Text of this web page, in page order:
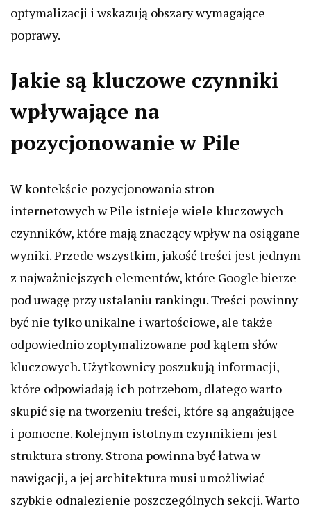
optymalizacji i wskazują obszary wymagające
poprawy.
Jakie są kluczowe czynniki
wpływające na
pozycjonowanie w Pile
W kontekście pozycjonowania stron
internetowych w Pile istnieje wiele kluczowych
czynników, które mają znaczący wpływ na osiągane
wyniki. Przede wszystkim, jakość treści jest jednym
z najważniejszych elementów, które Google bierze
pod uwagę przy ustalaniu rankingu. Treści powinny
być nie tylko unikalne i wartościowe, ale także
odpowiednio zoptymalizowane pod kątem słów
kluczowych. Użytkownicy poszukują informacji,
które odpowiadają ich potrzebom, dlatego warto
skupić się na tworzeniu treści, które są angażujące
i pomocne. Kolejnym istotnym czynnikiem jest
struktura strony. Strona powinna być łatwa w
nawigacji, a jej architektura musi umożliwiać
szybkie odnalezienie poszczególnych sekcji. Warto